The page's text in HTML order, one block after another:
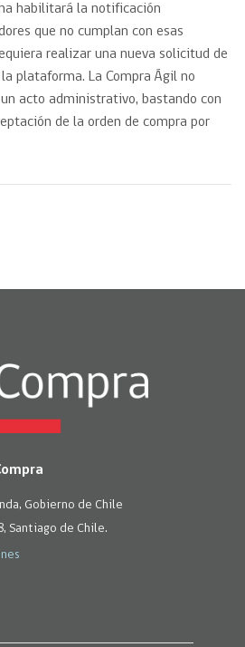
habilitará la notificación
que no cumplan con esas
realizar una nueva solicitud de
plataforma. La Compra Ágil no
acto administrativo, bastando con
de la orden de compra por
Gobierno de Chile
Santiago de Chile.